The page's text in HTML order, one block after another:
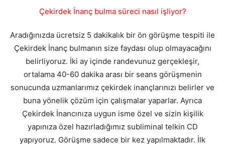
Çekirdek İnanç bulma süreci nasıl işliyor?
Aradığınızda ücretsiz 5 dakikalık bir ön görüşme tespiti ile
Çekirdek İnanç bulmanın size faydası olup olmayacağını
belirliyoruz. İki ay içinde randevunuz gerçekleşir,
ortalama 40-60 dakika arası bir seans görüşmenin
sonucunda uzmanlarımız çekirdek inançlarınızı belirler ve
buna yönelik çözüm için çalışmalar yaparlar. Ayrıca
Çekirdek İnancınıza uygun isme özel ve sizin kişilik
yapınıza özel hazırladığımız subliminal telkin CD
yapıyoruz. Görüşme sadece bir kez yapılmaktadır. İlk